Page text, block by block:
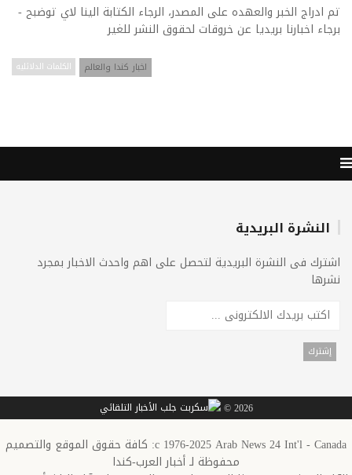
تم ادراج الخبر والعهده على المصدر، الرجاء الكتابة الينا لاي توضبح -
برجاء اخبارنا بريديا عن خروقات لحقوق النشر للغير
الكلمات الدلائليه اخبار كندا والعالم
النشرة البريدية
اشترك فى النشرة البريدية لتحصل على اهم واحدث الاخبار بمجرد
نشرها
2026 ©
c 1976-2025 Arab News 24 Int'l - Canada: كافة حقوق الموقع والتصميم
محفوظة لـ أخبار العرب-كندا